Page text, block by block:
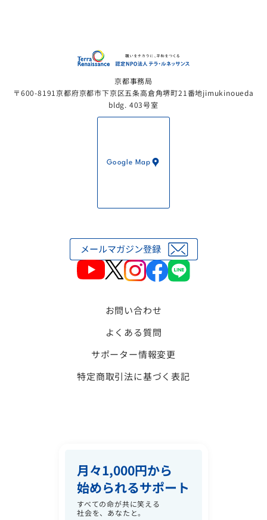
京都事務局
〒600-8191京都府京都市下京区五条高倉角堺町21番地jimukinoueda
bldg. 403号室
Google Map
お問い合わせ
よくある質問
サポーター情報変更
特定商取引法に基づく表記
月々1,000円から
始められるサポート
すべての命が共に笑える
社会を、あなたと。